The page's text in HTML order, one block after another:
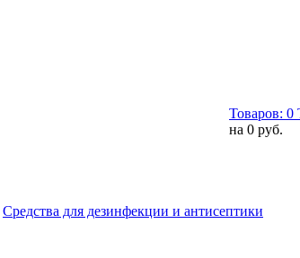
Товаров: 0
на 0 руб.
Средства для дезинфекции и антисептики